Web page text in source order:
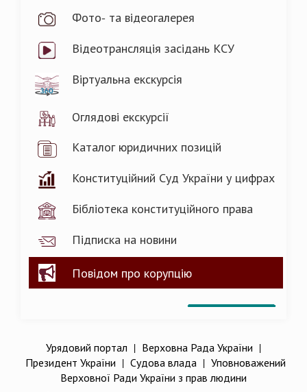
Фото- та відеогалерея
Відеотрансляція засідань КСУ
Віртуальна екскурсія
Оглядові екскурсії
Каталог юридичних позицій
Конституційний Суд України у цифрах
Бібліотека конституційного права
Підписка на новини
Повідом про корупцію
Урядовий портал | Верховна Рада України |
Президент України | Судова влада| Уповноважений
Верховної Ради України з прав людини